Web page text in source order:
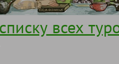
всех